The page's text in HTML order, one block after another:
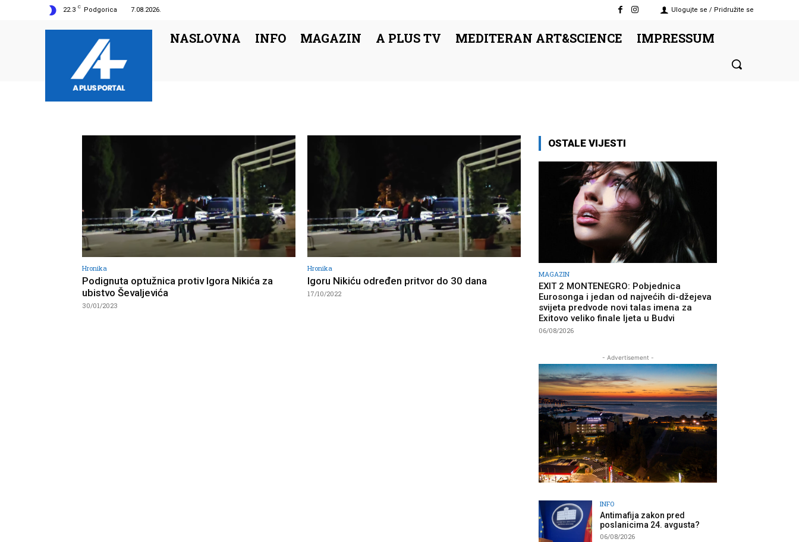
22.3 C Podgorica 7.08.2026. Ulogujte se / Pridružite se
NASLOVNA INFO MAGAZIN A PLUS TV MEDITERAN ART&SCIENCE IMPRESSUM
Hronika
Podignuta optužnica protiv Igora Nikića za
ubistvo Ševaljevića
30/01/2023
Hronika
Igoru Nikiću određen pritvor do 30 dana
17/10/2022
OSTALE VIJESTI
MAGAZIN
EXIT 2 MONTENEGRO: Pobjednica
Eurosonga i jedan od najvećih di-džejeva
svijeta predvode novi talas imena za
Exitovo veliko finale ljeta u Budvi
06/08/2026
- Advertisement -
INFO
Antimafija zakon pred
poslanicima 24. avgusta?
06/08/2026